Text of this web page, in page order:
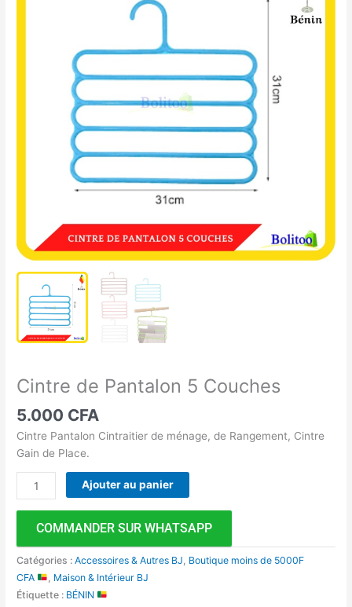
Cintre de Pantalon 5 Couches
5.000 CFA
Cintre Pantalon Cintraitier de ménage, de Rangement, Cintre
Gain de Place.
Ajouter au panier
COMMANDER SUR WHATSAPP
Catégories :Accessoires & Autres BJ, Boutique moins de 5000F
CFA
, Maison & Intérieur BJ
Étiquette : BÉNIN